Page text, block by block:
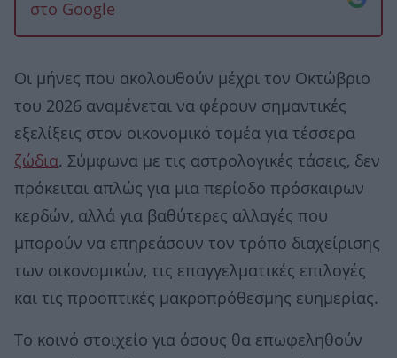
στο Google
Οι μήνες που ακολουθούν μέχρι τον Οκτώβριο
του 2026 αναμένεται να φέρουν σημαντικές
εξελίξεις στον οικονομικό τομέα για τέσσερα
ζώδια. Σύμφωνα με τις αστρολογικές τάσεις, δεν
πρόκειται απλώς για μια περίοδο πρόσκαιρων
κερδών, αλλά για βαθύτερες αλλαγές που
μπορούν να επηρεάσουν τον τρόπο διαχείρισης
των οικονομικών, τις επαγγελματικές επιλογές
και τις προοπτικές μακροπρόθεσμης ευημερίας.
Το κοινό στοιχείο για όσους θα επωφεληθούν